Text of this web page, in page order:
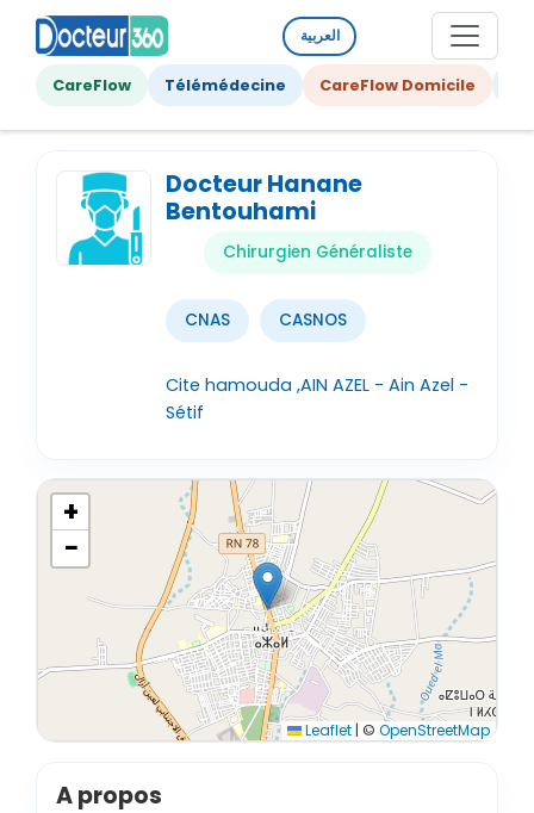
العربية
CareFlow Télémédecine CareFlow Domicile
Docteur Hanane
Bentouhami
Chirurgien Généraliste
CNAS CASNOS
Cite hamouda ,AIN AZEL - Ain Azel -
Sétif
+
−
Leaflet | © OpenStreetMap
A propos